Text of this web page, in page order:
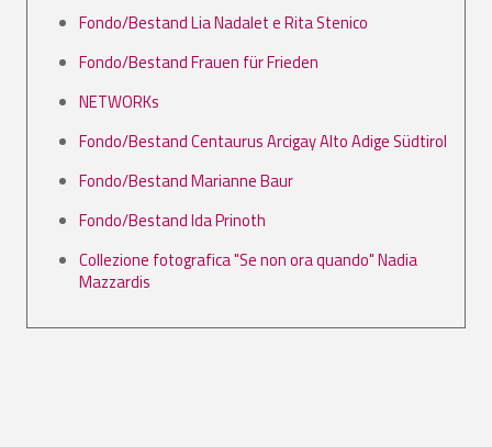
Fondo/Bestand Lia Nadalet e Rita Stenico
Fondo/Bestand Frauen für Frieden
NETWORKs
Fondo/Bestand Centaurus Arcigay Alto Adige Südtirol
Fondo/Bestand Marianne Baur
Fondo/Bestand Ida Prinoth
Collezione fotografica "Se non ora quando" Nadia
Mazzardis